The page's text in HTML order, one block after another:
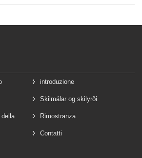
introduzione
Skilmálar og skilyrði
Rimostranza
Contatti